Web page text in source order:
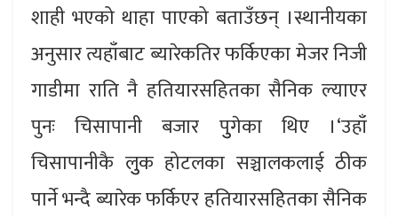
शाही भएको थाहा पाएको बताउँछन् ।स्थानीयका
अनुसार त्यहाँबाट ब्यारेकतिर फर्किएका मेजर निजी
गाडीमा राति नै हतियारसहितका सैनिक ल्याएर
पुनः चिसापानी बजार पुुगेका थिए ।‘उहाँ
चिसापानीकै लुुक होटलका सञ्चालकलाई ठीक
पार्ने भन्दै ब्यारेक फर्किएर हतियारसहितका सैनिक